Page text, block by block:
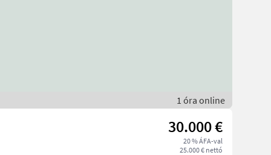
1 óra online
30.000 €
20 % ÁFA-val
25.000 € nettó